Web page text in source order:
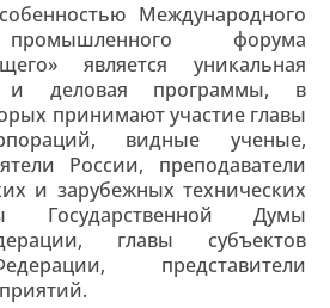
Международного
форума
является уникальная
и деловая программы, в
принимают участие главы
видные ученые,
России, преподаватели
и зарубежных технических
Государственной Думы
главы субъектов
представители